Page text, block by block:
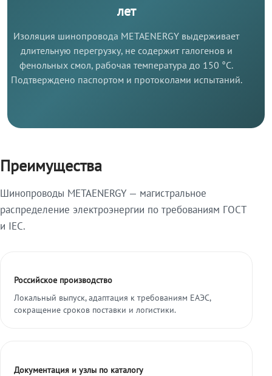
лет
Изоляция шинопровода METAENERGY выдерживает
длительную перегрузку, не содержит галогенов и
фенольных смол, рабочая температура до 150 °C.
Подтверждено паспортом и протоколами испытаний.
Преимущества
Шинопроводы METAENERGY — магистральное
распределение электроэнергии по требованиям ГОСТ
и IEC.
Российское производство
Локальный выпуск, адаптация к требованиям ЕАЭС,
сокращение сроков поставки и логистики.
Документация и узлы по каталогу